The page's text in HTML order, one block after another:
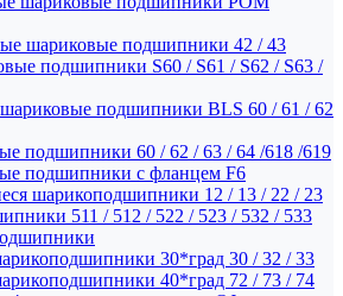
шариковые подшипники 42 / 43
подшипники S60 / S61 / S62 / S63 /
подшипники BLS 60 / 61 / 62
подшипники 60 / 62 / 63 / 64 /618 /619
подшипники с фланцем F6
шарикоподшипники 12 / 13 / 22 / 23
511 / 512 / 522 / 523 / 532 / 533
30*град 30 / 32 / 33
40*град 72 / 73 / 74